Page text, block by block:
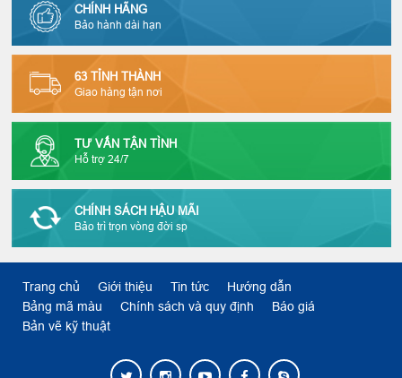
CHÍNH HÃNG
Bảo hành dài hạn
63 TỈNH THÀNH
Giao hàng tận nơi
TƯ VẤN TẬN TÌNH
Hỗ trợ 24/7
CHÍNH SÁCH HẬU MÃI
Bảo trì trọn vòng đời sp
Trang chủ Giới thiệu Tin tức
Hướng dẫn
Bảng mã màu
Chính sách và quy định
Báo giá
Bản vẽ kỹ thuật